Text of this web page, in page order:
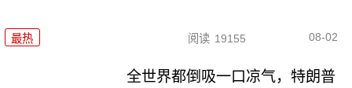
最热 阅读 19155 08-02
全世界都倒吸一口凉气，特朗普